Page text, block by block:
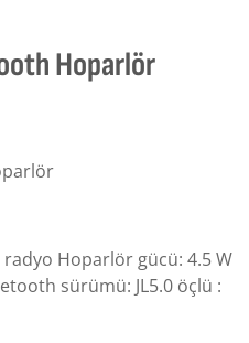
Hoparlör
radyo Hoparlör gücü: 4.5 W
sürümü: JL5.0 öçlü :